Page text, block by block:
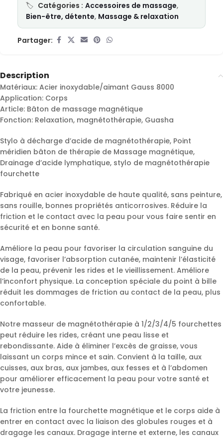
Catégories : Accessoires de massage,
Bien-être, détente, Massage & relaxation
Partager:
Description
Matériaux: Acier inoxydable/aimant Gauss 8000
Application: Corps
Article: Bâton de massage magnétique
Fonction: Relaxation, magnétothérapie, Guasha
Stylo à décharge d’acide de magnétothérapie, Point
méridien bâton de thérapie de Massage magnétique,
Drainage d’acide lymphatique, stylo de magnétothérapie
fourchette
Fabriqué en acier inoxydable de haute qualité, sans peinture,
sans rouille, bonnes propriétés anticorrosives. Réduire la
friction et le contact avec la peau pour vous faire sentir en
sécurité et en bonne santé.
Améliore la peau pour favoriser la circulation sanguine du
visage, favoriser l’absorption cutanée, maintenir l’élasticité
de la peau, prévenir les rides et le vieillissement. Améliore
l’inconfort physique. La conception spéciale du point à bille
réduit les dommages de friction au contact de la peau, plus
confortable.
Notre masseur de magnétothérapie à 1/2/3/4/5 fourchettes
peut réduire les rides, créant une peau lisse et
rebondissante. Aide à éliminer l’excès de graisse, vous
laissant un corps mince et sain. Convient à la taille, aux
cuisses, aux bras, aux jambes, aux fesses et à l’abdomen
pour améliorer efficacement la peau pour votre santé et
votre jeunesse.
La friction entre la fourchette magnétique et le corps aide à
entrer en contact avec la liaison des globules rouges et à
dragage les canaux. Dragage interne et externe, les canaux